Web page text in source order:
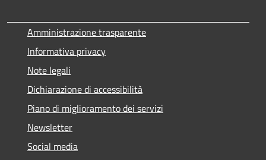
Amministrazione trasparente
Informativa privacy
Note legali
Dichiarazione di accessibilità
Piano di miglioramento dei servizi
Newsletter
Social media